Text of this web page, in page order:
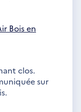
Bois en
clos.
sur